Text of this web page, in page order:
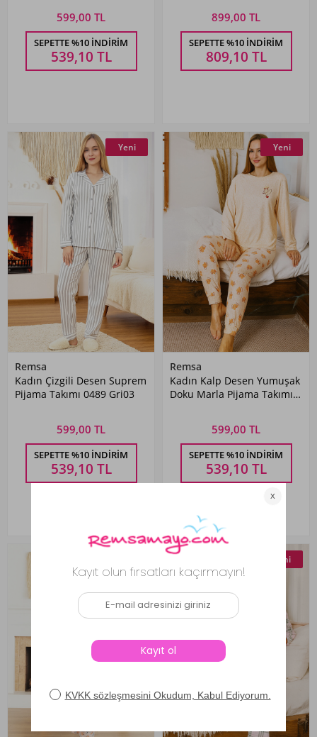
599,00 TL
SEPETTE %10 İNDIRIM
539,10 TL
899,00 TL
SEPETTE %10 İNDIRIM
809,10 TL
Yeni
Remsa
Kadın Çizgili Desen Suprem
Pijama Takımı 0489 Gri03
599,00 TL
SEPETTE %10 İNDIRIM
539,10 TL
Yeni
Remsa
Kadın Kalp Desen Yumuşak
Doku Marla Pijama Takımı
599,00 TL
SEPETTE %10 İNDIRIM
539,10 TL
Yeni